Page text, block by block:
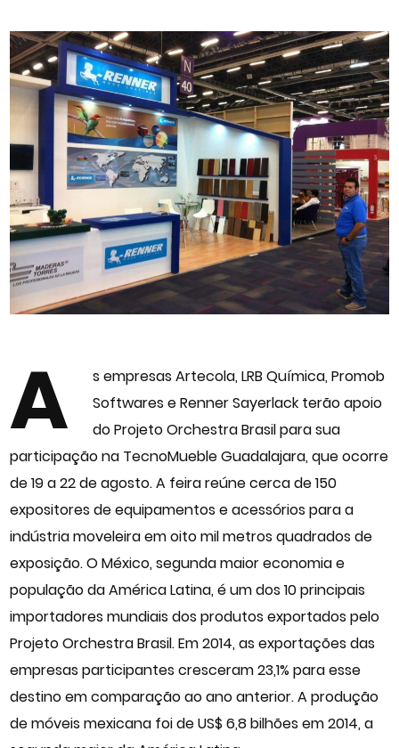
A
s empresas Artecola, LRB Química, Promob
Softwares e Renner Sayerlack terão apoio
do Projeto Orchestra Brasil para sua
participação na TecnoMueble Guadalajara, que ocorre
de 19 a 22 de agosto. A feira reúne cerca de 150
expositores de equipamentos e acessórios para a
indústria moveleira em oito mil metros quadrados de
exposição. O México, segunda maior economia e
população da América Latina, é um dos 10 principais
importadores mundiais dos produtos exportados pelo
Projeto Orchestra Brasil. Em 2014, as exportações das
empresas participantes cresceram 23,1% para esse
destino em comparação ao ano anterior. A produção
de móveis mexicana foi de US$ 6,8 bilhões em 2014, a